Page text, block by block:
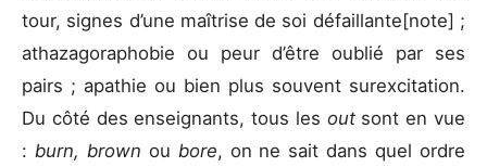
tour, signes d’une maîtrise de soi défaillante[note] ;
athazagoraphobie ou peur d’être oublié par ses
pairs ; apathie ou bien plus souvent surexcitation.
Du côté des enseignants, tous les out sont en vue
: burn, brown ou bore, on ne sait dans quel ordre